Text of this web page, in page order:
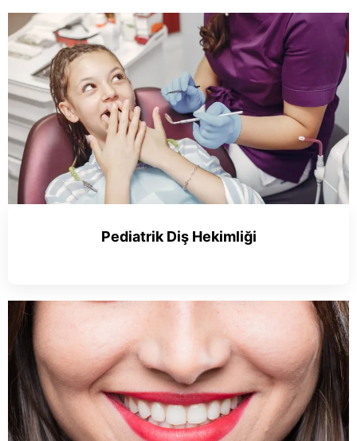
Pediatrik Diş Hekimliği